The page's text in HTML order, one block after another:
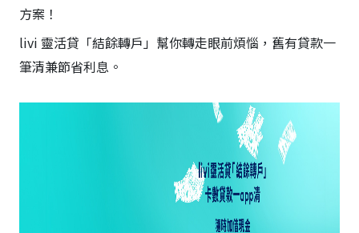
方案！
livi 靈活貸「結餘轉戶」幫你轉走眼前煩惱，舊有貸款一
筆清兼節省利息。